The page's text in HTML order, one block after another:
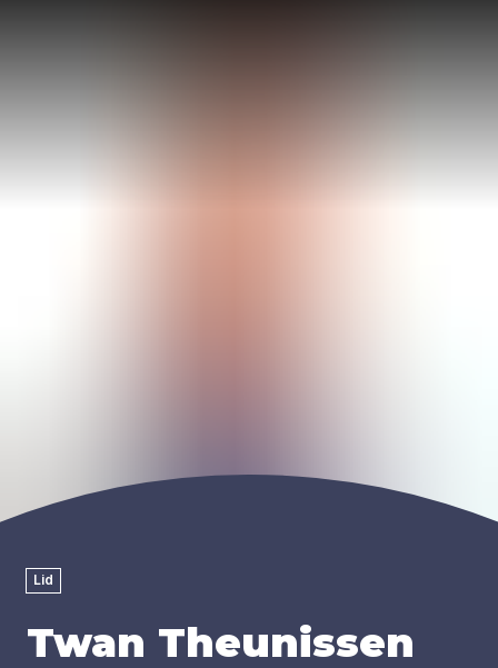
Lid
Twan Theunissen